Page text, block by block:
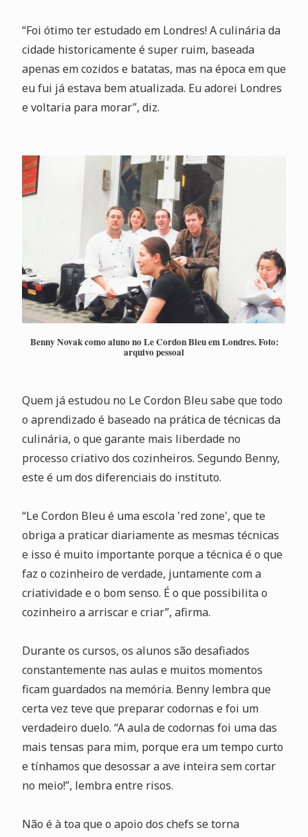
“Foi ótimo ter estudado em Londres! A culinária da
cidade historicamente é super ruim, baseada
apenas em cozidos e batatas, mas na época em que
eu fui já estava bem atualizada. Eu adorei Londres
e voltaria para morar”, diz.
Benny Novak como aluno no Le Cordon Bleu em Londres. Foto:
arquivo pessoal
Quem já estudou no Le Cordon Bleu sabe que todo
o aprendizado é baseado na prática de técnicas da
culinária, o que garante mais liberdade no
processo criativo dos cozinheiros. Segundo Benny,
este é um dos diferenciais do instituto.
“Le Cordon Bleu é uma escola 'red zone', que te
obriga a praticar diariamente as mesmas técnicas
e isso é muito importante porque a técnica é o que
faz o cozinheiro de verdade, juntamente com a
criatividade e o bom senso. É o que possibilita o
cozinheiro a arriscar e criar”, afirma.
Durante os cursos, os alunos são desafiados
constantemente nas aulas e muitos momentos
ficam guardados na memória. Benny lembra que
certa vez teve que preparar codornas e foi um
verdadeiro duelo. “A aula de codornas foi uma das
mais tensas para mim, porque era um tempo curto
e tínhamos que desossar a ave inteira sem cortar
no meio!”, lembra entre risos.
Não é à toa que o apoio dos chefs se torna